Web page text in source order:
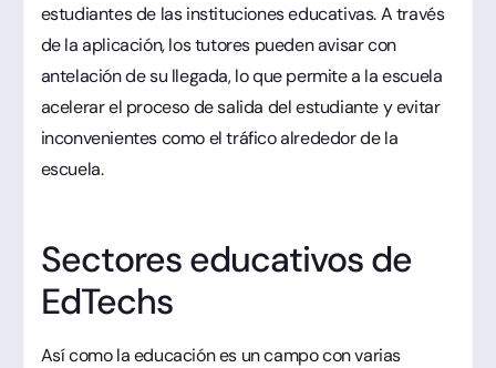
estudiantes de las instituciones educativas. A través
de la aplicación, los tutores pueden avisar con
antelación de su llegada, lo que permite a la escuela
acelerar el proceso de salida del estudiante y evitar
inconvenientes como el tráfico alrededor de la
escuela.
Sectores educativos de
EdTechs
Así como la educación es un campo con varias